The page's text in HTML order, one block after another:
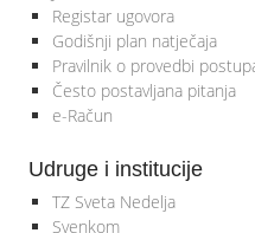
Registar ugovora
Godišnji plan natječaja
Pravilnik o provedbi
Često postavljana pitanja
e-Račun
Udruge i institucije
TZ Sveta Nedelja
Svenkom